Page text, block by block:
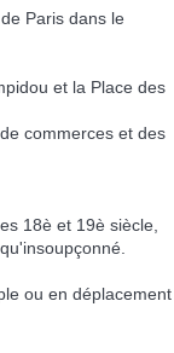
Paris dans le
et la Place des
commerces et des
18è et 19è siècle,
ou en déplacement